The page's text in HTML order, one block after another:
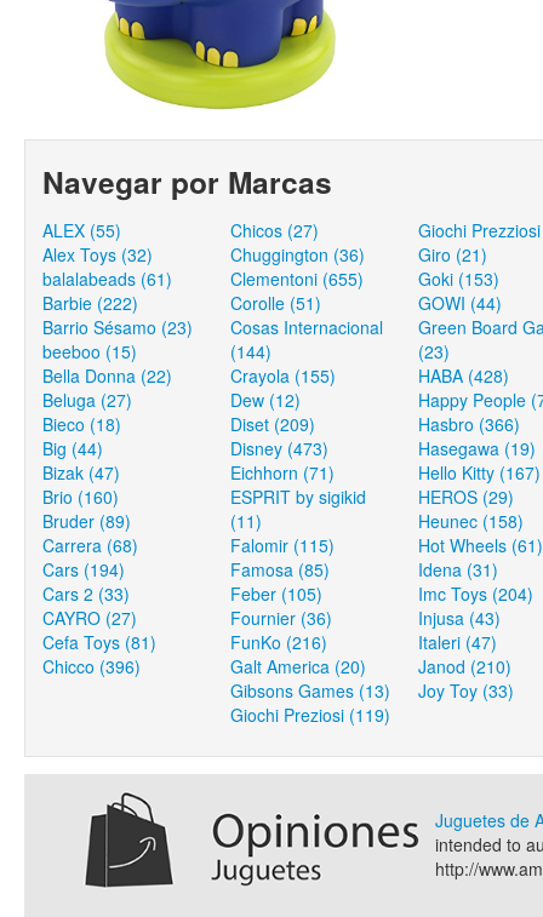
Navegar por Marcas
ALEX (55)
Alex Toys (32)
balalabeads (61)
Barbie (222)
Barrio Sésamo (23)
beeboo (15)
Bella Donna (22)
Beluga (27)
Bieco (18)
Big (44)
Bizak (47)
Brio (160)
Bruder (89)
Carrera (68)
Cars (194)
Cars 2 (33)
CAYRO (27)
Cefa Toys (81)
Chicco (396)
Chicos (27)
Chuggington (36)
Clementoni (655)
Corolle (51)
Cosas Internacional
(144)
Crayola (155)
Dew (12)
Diset (209)
Disney (473)
Eichhorn (71)
ESPRIT by sigikid
(11)
Falomir (115)
Famosa (85)
Feber (105)
Fournier (36)
FunKo (216)
Galt America (20)
Gibsons Games (13)
Giochi Preziosi (119)
Giochi
Giro (21)
Goki (153)
GOWI (44)
Green Board
(23)
HABA (428)
Happy People
Hasbro (366)
Hasegawa (19)
Hello Kitty (167)
HEROS (29)
Heunec (158)
Hot Wheels (61)
Idena (31)
Imc Toys (204)
Injusa (43)
Italeri (47)
Janod (210)
Joy Toy (33)
Juguetes de
intended to
http://